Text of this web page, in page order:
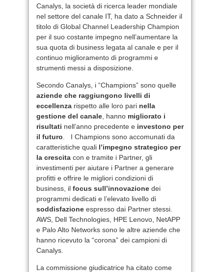
Canalys, la società di ricerca leader mondiale
nel settore del canale IT, ha dato a Schneider il
titolo di Global Channel Leadership Champion
per il suo costante impegno nell’aumentare la
sua quota di business legata al canale e per il
continuo miglioramento di programmi e
strumenti messi a disposizione.
Secondo Canalys, i “Champions” sono quelle
aziende che raggiungono livelli di
eccellenza rispetto alle loro pari nella
gestione del canale , hanno migliorato i
risultati nell’anno precedente e investono per
il futuro . I Champions sono accomunati da
caratteristiche quali l’impegno strategico per
la crescita con e tramite i Partner, gli
investimenti per aiutare i Partner a generare
profitti e offrire le migliori condizioni di
business, il focus sull’innovazione dei
programmi dedicati e l’elevato livello di
soddisfazione espresso dai Partner stessi.
AWS, Dell Technologies, HPE Lenovo, NetAPP
e Palo Alto Networks sono le altre aziende che
hanno ricevuto la “corona” dei campioni di
Canalys.
La commissione giudicatrice ha citato come